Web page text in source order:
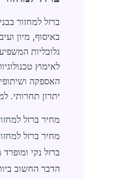
גלובליות
לאימוץ
האספקה
יתרון תחרותי.
מחיר ברזל
ברזל נקי
הדבר החשוב